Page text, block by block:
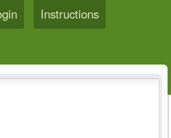
Instructions